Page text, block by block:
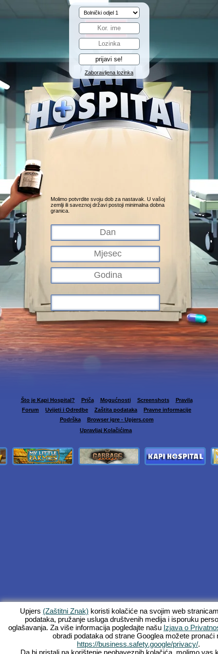
Zaboravljena lozinka
Molimo potvrdite svoju dob za nastavak. U vašoj
zemlji ili saveznoj državi postoji minimalna dobna
granica.
Što je Kapi Hospital? Priča Mogućnosti Screenshots
Pravila
Forum
Uvijeti i Odredbe Zaštita podataka
Pravne informacije
Podrška
Browser igre - Upjers.com
Upravljaj Kolačićima
Upjers (Zaštitni Znak) koristi kolačiće na svojim web
podataka, pružanje usluga društvenih medija i isporuku
oglašavanja. Za više informacija pogledajte našu Izjava o
obradi podataka od strane Googlea možete pronaći
https://business.safety.google/privacy/.
Da bi pristali na korištenje neobaveznih kolačića, molimo vas